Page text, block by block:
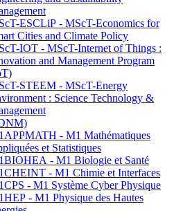
ESCLiP - MScT-Economics for
Cities and Climate Policy
IOT - MScT-Internet of Things :
and Management Program
STEEM - MScT-Energy
: Science Technology &
- M1 Mathématiques
et Statistiques
- M1 Biologie et Santé
- M1 Chimie et Interfaces
- M1 Système Cyber Physique
- M1 Physique des Hautes